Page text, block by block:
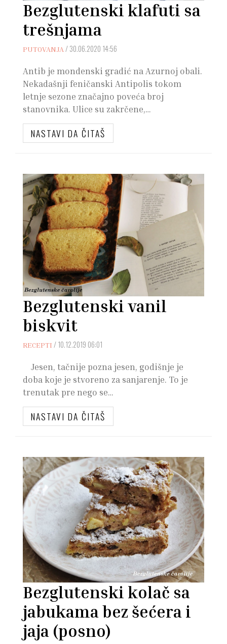
Bezglutenski klafuti sa
trešnjama
PUTOVANJA /30.06.2020 14:56
Antib je mondenski gradić na Azurnoj obali.
Nekadašnji feničanski Antipolis tokom
letnje sezone značajno poveća broj
stanovnika. Ulice su zakrčene,…
NASTAVI DA ČITAŠ
Bezglutenski vanil
biskvit
RECEPTI /10.12.2019 06:01
Jesen, tačnije pozna jesen, godišnje je
doba koje je stvoreno za sanjarenje. To je
trenutak pre nego se…
NASTAVI DA ČITAŠ
Bezglutenski kolač sa
jabukama bez šećera i
jaja (posno)